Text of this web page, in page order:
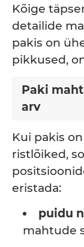
Kõige
detailide
pakis on
pikkused,
Paki
arv
Kui pakis
ristlõiked,
eristada:
puidu
mahtude